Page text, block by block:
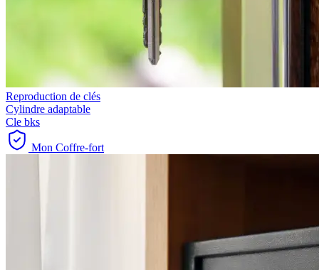
Reproduction de clés
Cylindre adaptable
Cle bks
Mon Coffre-fort